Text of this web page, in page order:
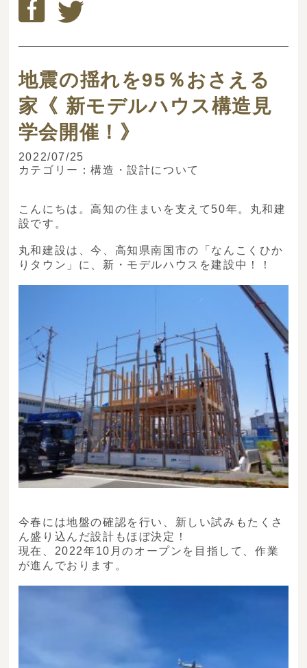
地震の揺れを95％おさえる
家《 新モデルハウス構造見
学会開催！》
2022/07/25
カテゴリー：構造・設計について
こんにちは。高知の住まいを支えて50年。丸和建
設です。
丸和建設は、今、高知県南国市の「なんこくひか
りタウン」に、新・モデルハウスを建設中！！
今春には地盤の確認を行い、新しい試みもたくさ
ん盛り込んだ設計もほぼ決定！
現在、2022年10月のオープンを目指して、作業
が進んでおります。